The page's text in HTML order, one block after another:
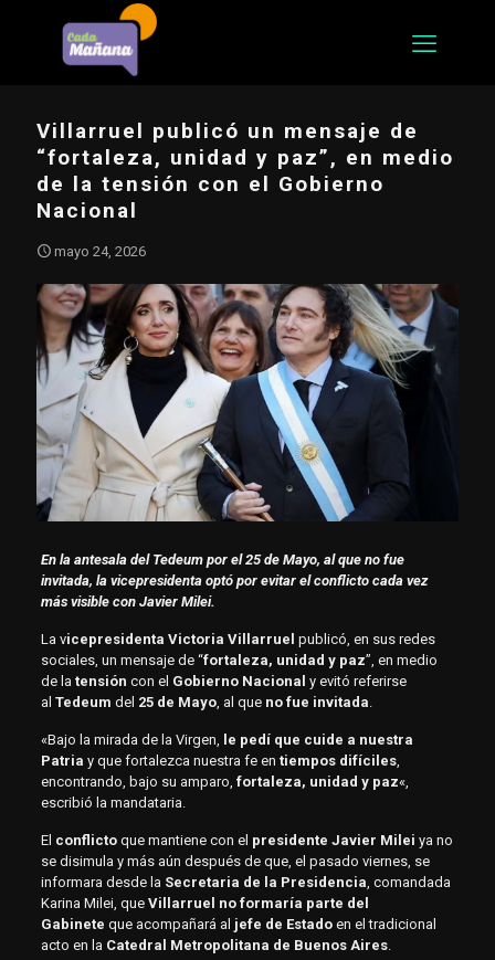
Villarruel publicó un mensaje de
“fortaleza, unidad y paz”, en medio
de la tensión con el Gobierno
Nacional
mayo 24, 2026
En la antesala del Tedeum por el 25 de Mayo, al que no fue
invitada, la vicepresidenta optó por evitar el conflicto cada vez
más visible con Javier Milei.
La vicepresidenta Victoria Villarruel publicó, en sus redes
sociales, un mensaje de “fortaleza, unidad y paz”, en medio
de la tensión con el Gobierno Nacional y evitó referirse
al Tedeum del 25 de Mayo, al que no fue invitada.
«Bajo la mirada de la Virgen, le pedí que cuide a nuestra
Patria y que fortalezca nuestra fe en tiempos difíciles,
encontrando, bajo su amparo, fortaleza, unidad y paz«,
escribió la mandataria.
El conflicto que mantiene con el presidente Javier Milei ya no
se disimula y más aún después de que, el pasado viernes, se
informara desde la Secretaria de la Presidencia, comandada
Karina Milei, que Villarruel no formaría parte del
Gabinete que acompañará al jefe de Estadoen el tradicional
acto en la Catedral Metropolitana de Buenos Aires.